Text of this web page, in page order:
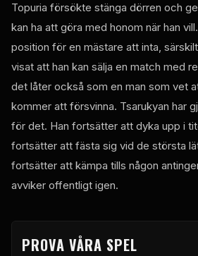
Topuria försökte stänga dörren och
kan ha att göra med honom när han
position för en mästare att inta,
visat att han kan sälja en match med
det låter också som en man som vet
kommer att försvinna. Tsarukyan har
för det. Han fortsätter att dyka upp i
fortsätter att fästa sig vid de största
fortsätter att kämpa tills någon
avviker offentligt igen.
PROVA VÅRA SPEL